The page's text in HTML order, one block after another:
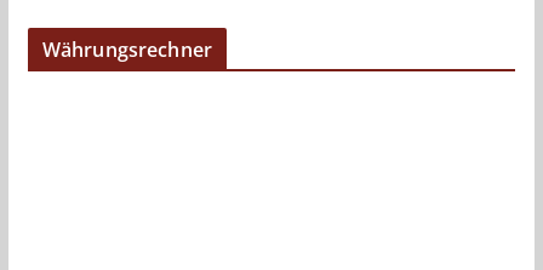
Währungsrechner